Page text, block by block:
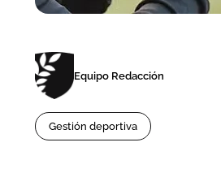
Equipo Redacción
Gestión deportiva